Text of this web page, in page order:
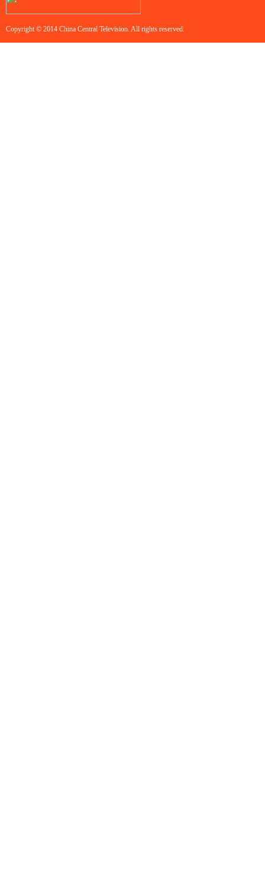
Copyright © 2014 China Central Television. All rights reserved.